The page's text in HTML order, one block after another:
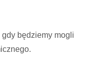
gdy będziemy mogli